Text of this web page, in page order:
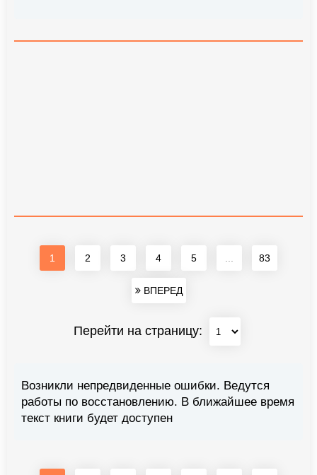
1 2 3 4 5 83
ВПЕРЕД
Перейти на страницу:
Возникли непредвиденные ошибки. Ведутся
работы по восстановлению. В ближайшее время
текст книги будет доступен